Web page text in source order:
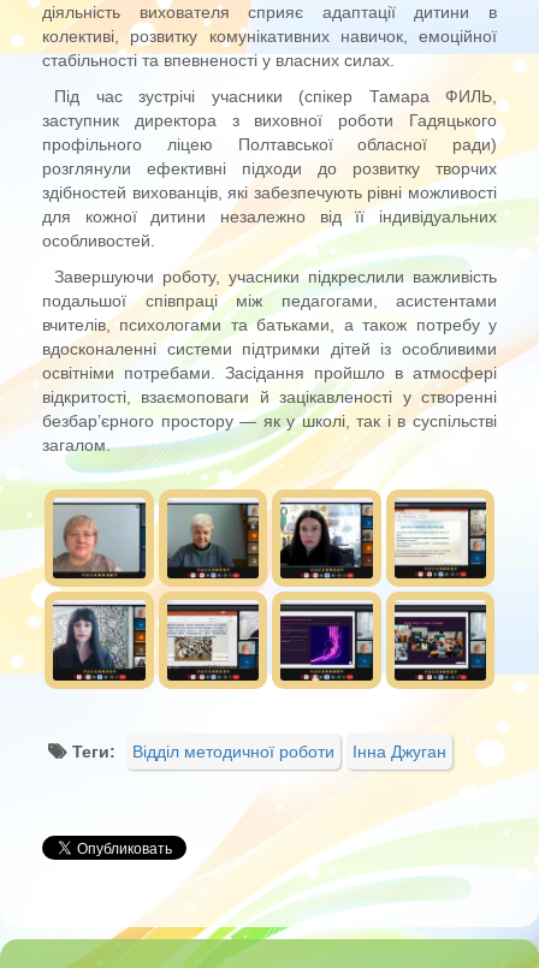
діяльність вихователя сприяє адаптації дитини в
колективі, розвитку комунікативних навичок, емоційної
стабільності та впевненості у власних силах.
Під час зустрічі учасники (спікер Тамара ФИЛЬ,
заступник директора з виховної роботи Гадяцького
профільного ліцею Полтавської обласної ради)
розглянули ефективні підходи до розвитку творчих
здібностей вихованців, які забезпечують рівні можливості
для кожної дитини незалежно від її індивідуальних
особливостей.
Завершуючи роботу, учасники підкреслили важливість
подальшої співпраці між педагогами, асистентами
вчителів, психологами та батьками, а також потребу у
вдосконаленні системи підтримки дітей із особливими
освітніми потребами. Засідання пройшло в атмосфері
відкритості, взаємоповаги й зацікавленості у створенні
безбар’єрного простору — як у школі, так і в суспільстві
загалом.
Теги: Відділ методичної роботи Інна Джуган